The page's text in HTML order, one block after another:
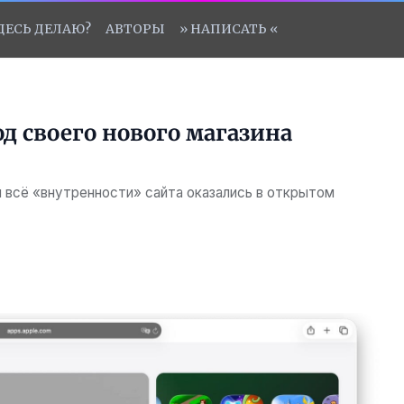
ДЕЛАЮ? АВТОРЫ » НАПИСАТЬ «
своего нового магазина
«внутренности» сайта оказались в открытом